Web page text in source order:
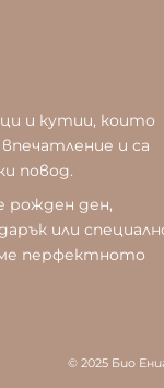
и кутии, които
и са
повод.
рожден ден,
или
перфектното
© 2025 Био